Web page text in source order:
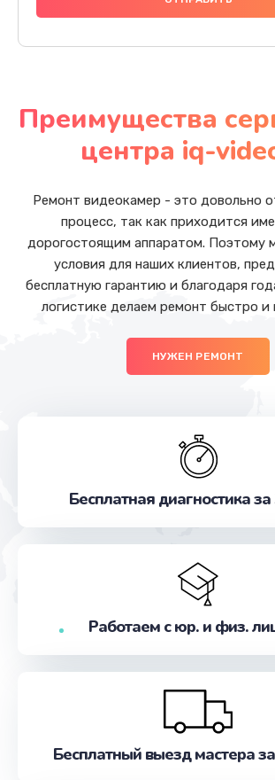
Преимущества
центра iq-
Ремонт видеокамер - это довольно
процесс, так как приходится
дорогостоящим аппаратом. Поэтому
условия для наших клиентов,
бесплатную гарантию и благодаря
логистике делаем ремонт быстро и
НУЖЕН РЕМОНТ
Бесплатная диагностика
Работаем с юр. и физ.
Бесплатный выезд мастера